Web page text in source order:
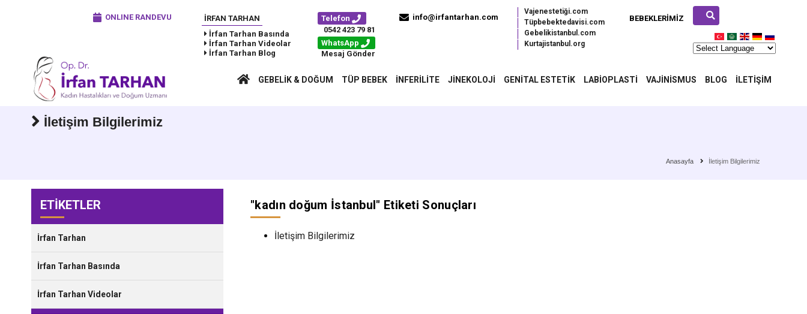
ONLINE RANDEVU
İRFAN TARHAN
İrfan Tarhan Basında
İrfan Tarhan Videolar
İrfan Tarhan Blog
BEBEKLERIMIZ
Vajenestetiği.com
Tüpbebektedavisi.com
Gebelikistanbul.com
Kurtajistanbul.org
Telefon
0542 423 79 81
WhatsApp
Mesaj Gönder
info@irfantarhan.com
GEBELIK & DOĞUM TÜP BEBEK İNFERILITE JINEKOLOJI GENITAL ESTETIK LABIOPLASTI VAJINISMUS BLOG İLETIŞIM
İletişim Bilgilerimiz
Anasayfa İletişim Bilgilerimiz
ETİKETLER
İrfan Tarhan
İrfan Tarhan Basında
İrfan Tarhan Videolar
"kadın doğum İstanbul" Etiketi Sonuçları
İletişim Bilgilerimiz